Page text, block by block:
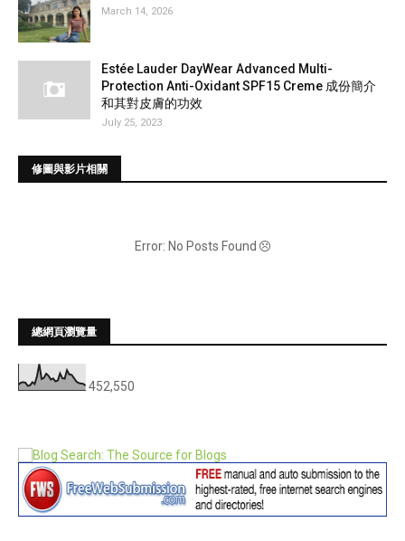
March 14, 2026
Estée Lauder DayWear Advanced Multi-
Protection Anti-Oxidant SPF15 Creme 成份簡介
和其對皮膚的功效
July 25, 2023
修圖與影片相關
Error: No Posts Found
總網頁瀏覽量
452,550